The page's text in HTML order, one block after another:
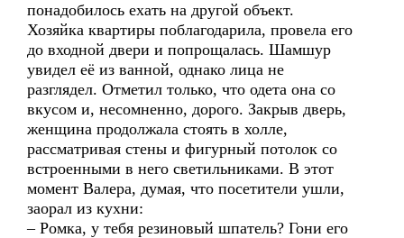
понадобилось ехать на другой объект.
Хозяйка квартиры поблагодарила, провела его
до входной двери и попрощалась. Шамшур
увидел её из ванной, однако лица не
разглядел. Отметил только, что одета она со
вкусом и, несомненно, дорого. Закрыв дверь,
женщина продолжала стоять в холле,
рассматривая стены и фигурный потолок со
встроенными в него светильниками. В этот
момент Валера, думая, что посетители ушли,
заорал из кухни:
– Ромка, у тебя резиновый шпатель? Гони его